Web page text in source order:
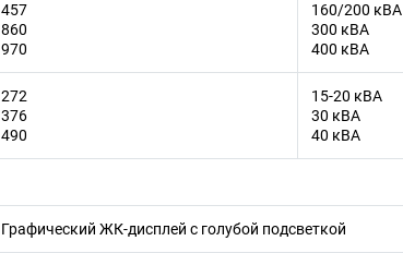
457
860
970
160/200 кВA
300 кВA
400 кВA
272
376
490
15-20 кВA
30 кВA
40 кВA
Графический ЖК-дисплей с голубой подсветкой